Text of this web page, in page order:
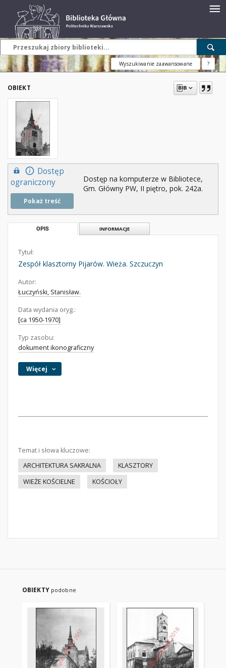
Wyszukiwanie zaawansowane ?
OBIEKT
Dostęp
ograniczony
Pokaż treść
Dostęp na komputerze w Bibliotece,
Gm. Główny PW, II piętro, pok. 242a.
OPIS INFORMACJE
Tytuł:
Zespół klasztorny Pijarów. Wieża. Szczuczyn
Autor:
Łuczyński, Stanisław.
Data wydania oryg.:
[ca 1950-1970]
Typ zasobu:
dokument ikonograficzny
Więcej
Temat i słowa kluczowe:
ARCHITEKTURA SAKRALNA
KLASZTORY
WIEŻE KOŚCIELNE
KOŚCIOŁY
OBIEKTY podobne